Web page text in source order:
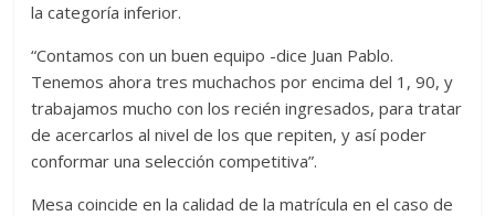
la categoría inferior.
“Contamos con un buen equipo -dice Juan Pablo.
Tenemos ahora tres muchachos por encima del 1, 90, y
trabajamos mucho con los recién ingresados, para tratar
de acercarlos al nivel de los que repiten, y así poder
conformar una selección competitiva”.
Mesa coincide en la calidad de la matrícula en el caso de